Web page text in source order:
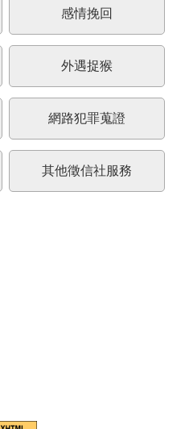
感情挽回
外遇捉猴
網路犯罪蒐證
其他徵信社服務